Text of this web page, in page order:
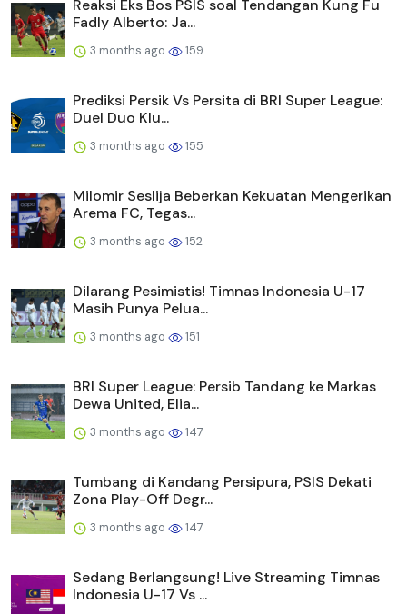
Reaksi Eks Bos PSIS soal Tendangan Kung Fu
Fadly Alberto: Ja...
3 months ago 159
Prediksi Persik Vs Persita di BRI Super League:
Duel Duo Klu...
3 months ago 155
Milomir Seslija Beberkan Kekuatan Mengerikan
Arema FC, Tegas...
3 months ago 152
Dilarang Pesimistis! Timnas Indonesia U-17
Masih Punya Pelua...
3 months ago 151
BRI Super League: Persib Tandang ke Markas
Dewa United, Elia...
3 months ago 147
Tumbang di Kandang Persipura, PSIS Dekati
Zona Play-Off Degr...
3 months ago 147
Sedang Berlangsung! Live Streaming Timnas
Indonesia U-17 Vs ...